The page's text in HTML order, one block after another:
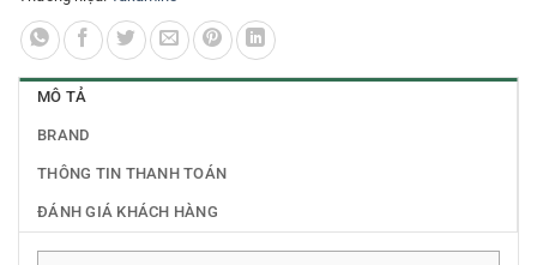
MÔ TẢ
BRAND
THÔNG TIN THANH TOÁN
ĐÁNH GIÁ KHÁCH HÀNG